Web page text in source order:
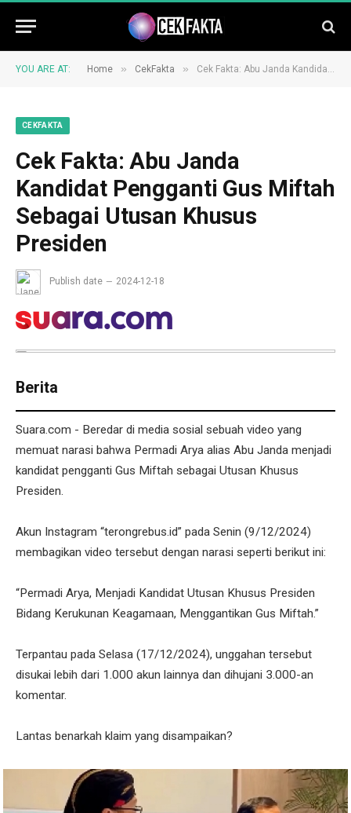
YOU ARE AT: Home » CekFakta » Cek Fakta: Abu Janda Kandidat Pengganti Gus Miftah Sebagai Utusan Khusus Presiden
CEKFAKTA
Cek Fakta: Abu Janda
Kandidat Pengganti Gus Miftah
Sebagai Utusan Khusus
Presiden
Publish date 2024-12-18
Berita
Suara.com - Beredar di media sosial sebuah video yang
memuat narasi bahwa Permadi Arya alias Abu Janda menjadi
kandidat pengganti Gus Miftah sebagai Utusan Khusus
Presiden.
Akun Instagram “terongrebus.id” pada Senin (9/12/2024)
membagikan video tersebut dengan narasi seperti berikut ini:
“Permadi Arya, Menjadi Kandidat Utusan Khusus Presiden
Bidang Kerukunan Keagamaan, Menggantikan Gus Miftah.”
Terpantau pada Selasa (17/12/2024), unggahan tersebut
disukai lebih dari 1.000 akun lainnya dan dihujani 3.000-an
komentar.
Lantas benarkah klaim yang disampaikan?